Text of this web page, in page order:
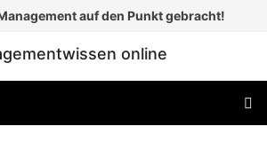
auf den Punkt gebracht!
online